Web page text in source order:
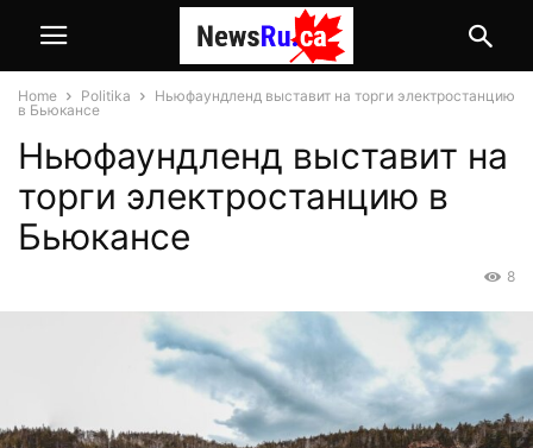
Home Politika
Ньюфаундленд выставит на торги электростанцию
в Бьюкансе
Ньюфаундленд выставит на
торги электростанцию в
Бьюкансе
8